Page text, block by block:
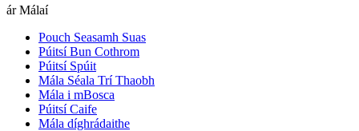
ár Málaí
Pouch Seasamh Suas
Púitsí Bun Cothrom
Púitsí Spúit
Mála Séala Trí Thaobh
Mála i mBosca
Púitsí Caife
Mála díghrádaithe